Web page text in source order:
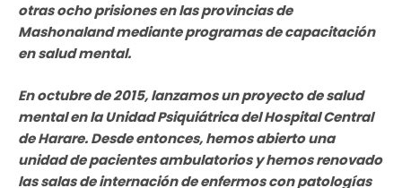
otras ocho prisiones en las provincias de
Mashonaland mediante programas de capacitación
en salud mental.
En octubre de 2015, lanzamos un proyecto de salud
mental en la Unidad Psiquiátrica del Hospital Central
de Harare. Desde entonces, hemos abierto una
unidad de pacientes ambulatorios y hemos renovado
las salas de internación de enfermos con patologías